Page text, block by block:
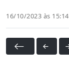
16/10/2023 às 15:14